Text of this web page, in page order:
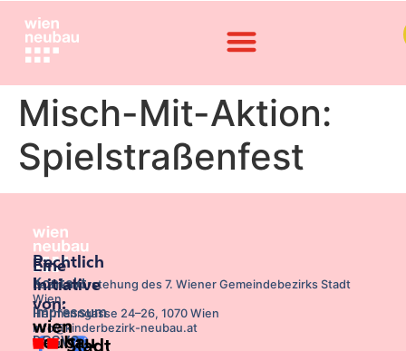
Misch-Mit-Aktion:
Spielstraßenfest
Bezirksvorstehung des 7. Wiener Gemeindebezirks Stadt
Wien,
Hermanngasse 24–26, 1070 Wien
info@kinderbezirk-neubau.at
Rechtlich
Kontakt
Impressum
DSGVO
Eine
Initiative
von: